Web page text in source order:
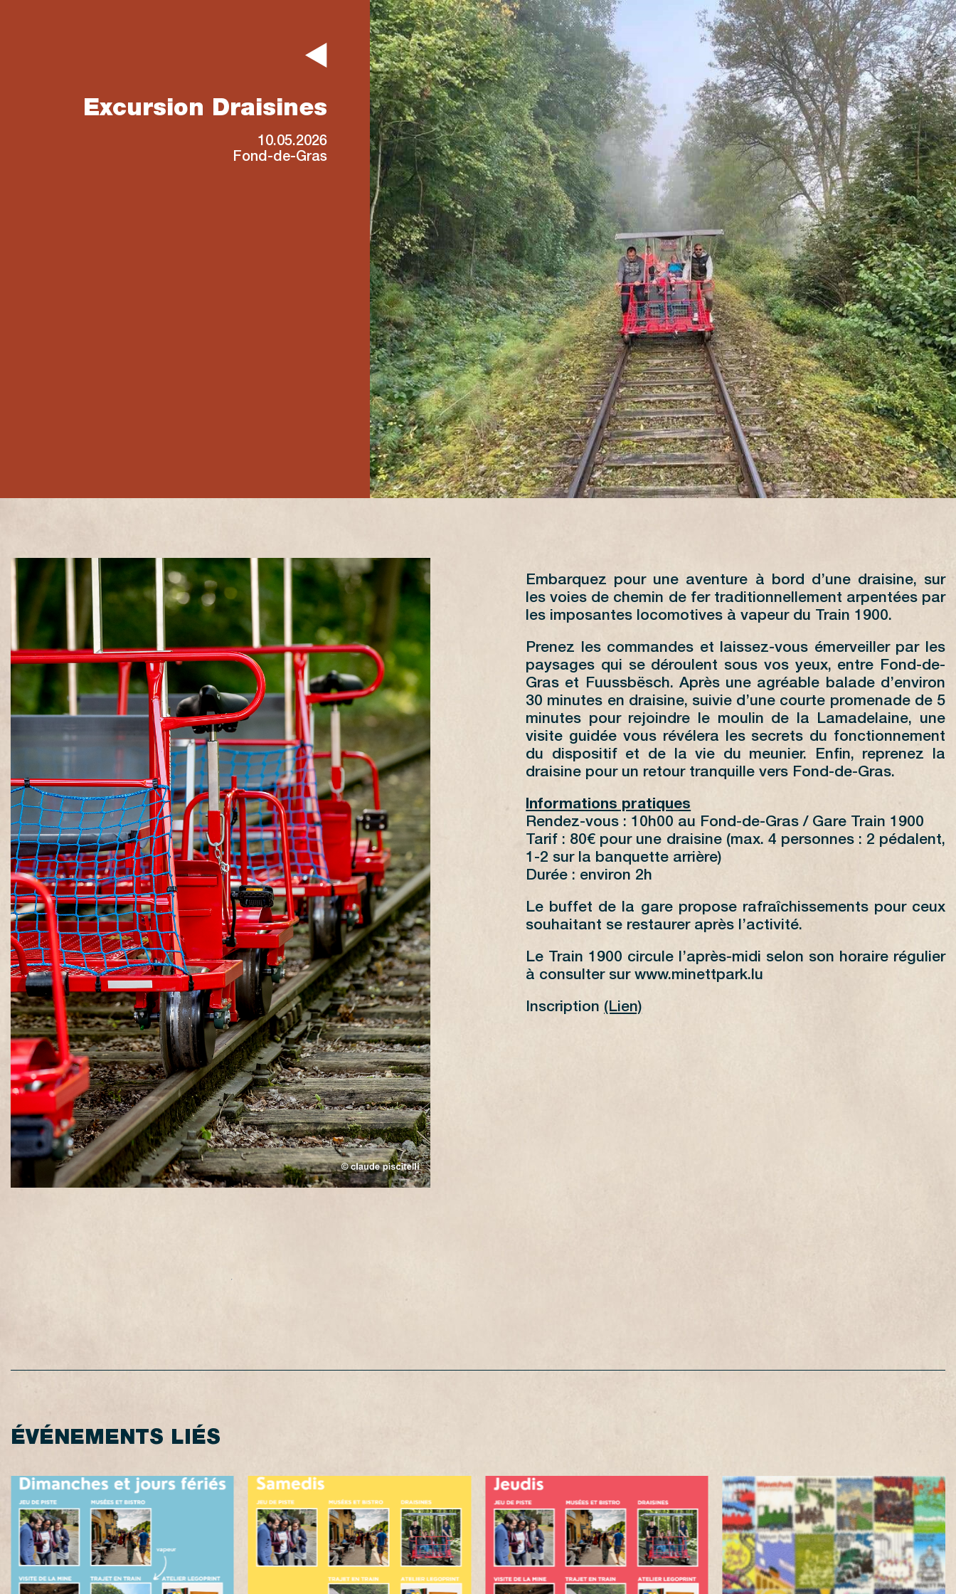
Excursion Draisines
10.05.2026
Fond-de-Gras
Embarquez pour une aventure à bord d’une draisine, sur
les voies de chemin de fer traditionnellement arpentées par
les imposantes locomotives à vapeur du Train 1900.
Prenez les commandes et laissez-vous émerveiller par les
paysages qui se déroulent sous vos yeux, entre Fond-de-
Gras et Fuussbësch. Après une agréable balade d’environ
30 minutes en draisine, suivie d’une courte promenade de 5
minutes pour rejoindre le moulin de la Lamadelaine, une
visite guidée vous révélera les secrets du fonctionnement
du dispositif et de la vie du meunier. Enfin, reprenez la
draisine pour un retour tranquille vers Fond-de-Gras.
Informations pratiques
Rendez-vous : 10h00 au Fond-de-Gras / Gare Train 1900
Tarif : 80€ pour une draisine (max. 4 personnes : 2 pédalent,
1-2 sur la banquette arrière)
Durée : environ 2h
Le buffet de la gare propose rafraîchissements pour ceux
souhaitant se restaurer après l’activité.
Le Train 1900 circule l’après-midi selon son horaire régulier
à consulter sur www.minettpark.lu
Inscription (Lien)
ÉVÉNEMENTS LIÉS